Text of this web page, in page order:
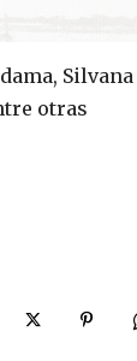
Silvana
otras